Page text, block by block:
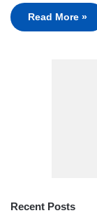
Read More »
Recent Posts